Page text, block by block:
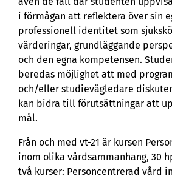
i förmågan att reflektera över sin
professionell identitet som
värderingar, grundläggande
och den egna kompetensen.
beredas möjlighet att med
och/eller studievägledare
kan bidra till förutsättningar att
mål.
Från och med vt-21 är kursen
inom olika vårdsammanhang, 30
två kurser: Personcentrerad vård